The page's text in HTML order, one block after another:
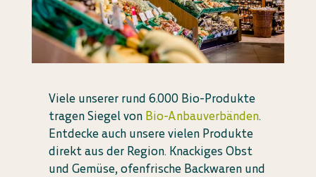
Viele unserer rund 6.000 Bio-Produkte
tragen Siegel von Bio-Anbauverbänden.
Entdecke auch unsere vielen Produkte
direkt aus der Region. Knackiges Obst
und Gemüse, ofenfrische Backwaren und